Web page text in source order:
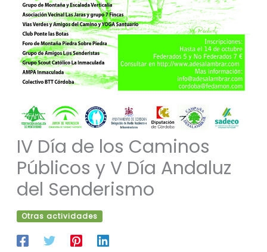
IV Día de los Caminos
Públicos y V Día Andaluz
del Senderismo
Otras actividades